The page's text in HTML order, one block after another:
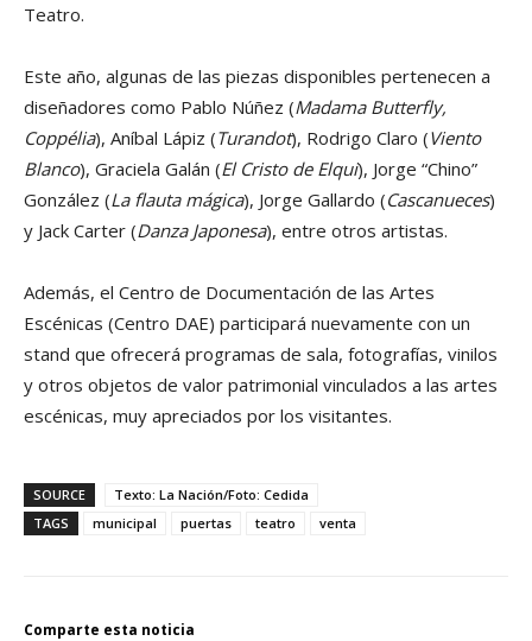
Teatro.
Este año, algunas de las piezas disponibles pertenecen a
diseñadores como Pablo Núñez (Madama Butterfly,
Coppélia), Aníbal Lápiz (Turandot), Rodrigo Claro (Viento
Blanco), Graciela Galán (El Cristo de Elqui), Jorge “Chino”
González (La flauta mágica), Jorge Gallardo (Cascanueces)
y Jack Carter (Danza Japonesa), entre otros artistas.
Además, el Centro de Documentación de las Artes
Escénicas (Centro DAE) participará nuevamente con un
stand que ofrecerá programas de sala, fotografías, vinilos
y otros objetos de valor patrimonial vinculados a las artes
escénicas, muy apreciados por los visitantes.
SOURCE
Texto: La Nación/Foto: Cedida
TAGS
municipal puertas teatro venta
Comparte esta noticia